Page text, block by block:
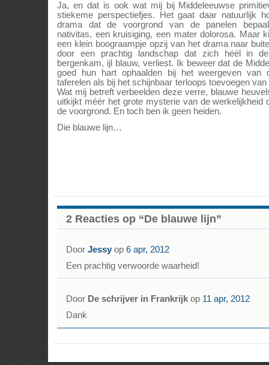
Ja, en dat is ook wat mij bij Middeleeuwse
stiekeme perspectiefjes. Het gaat daar natuurlijk
drama dat de voorgrond van de panelen
nativitas, een kruisiging, een mater dolorosa. Maar
een klein boograampje opzij van het drama naar
door een prachtig landschap dat zich héél in
bergenkam, ijl blauw, verliest. Ik beweer dat de
goed hun hart ophaalden bij het weergeven van
taferelen als bij het schijnbaar terloops toevoegen
Wat mij betreft verbeelden deze verre, blauwe
uitkijkt méér het grote mysterie van de werkelijkheid
de voorgrond. En toch ben ik geen heiden.
Die blauwe lijn…
2 Reacties op “De blauwe lijn”
Door Jessy op 6 apr, 2012
Een prachtig verwoorde waarheid!
Door De schrijver in Frankrijk op 11 apr, 2012
Dank